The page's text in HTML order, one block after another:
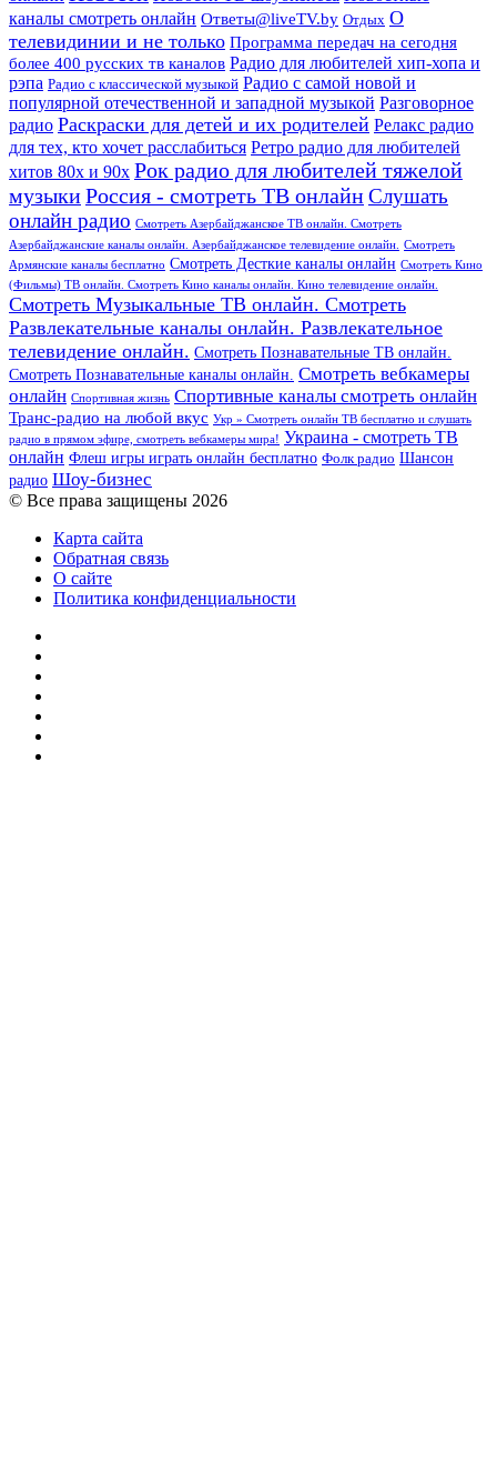
каналы смотреть онлайн Ответы@liveTV.by Отдых О
телевидинии и не только Программа передач на сегодня
более 400 русских тв каналов Радио для любителей хип-хопа и
рэпа Радио с классической музыкой Радио с самой новой и
популярной отечественной и западной музыкой Разговорное
радио Раскраски для детей и их родителей Релакс радио
для тех, кто хочет расслабиться Ретро радио для любителей
хитов 80х и 90х Рок радио для любителей тяжелой
музыкиРоссия - смотреть ТВ онлайнСлушать
онлайн радио Смотреть Азербайджанское ТВ онлайн. Смотреть
Азербайджанские каналы онлайн. Азербайджанское телевидение онлайн.
Смотреть
Армянские каналы бесплатно Смотреть Десткие каналы онлайн Смотреть Кино
(Фильмы) ТВ онлайн. Смотреть Кино каналы онлайн. Кино телевидение онлайн.
Смотреть Музыкальные ТВ онлайн. Смотреть
Развлекательные каналы онлайн. Развлекательное
телевидение онлайн. Смотреть Познавательные ТВ онлайн.
Смотреть Познавательные каналы онлайн. Смотреть вебкамеры
онлайн Спортивная жизнь Спортивные каналы смотреть онлайн
Транс-радио на любой вкус Укр » Смотреть онлайн ТВ бесплатно и слушать
радио в прямом эфире, смотреть вебкамеры мира! Украина - смотреть ТВ
онлайн Флеш игры играть онлайн бесплатно Фолк радио Шансон
радио Шоу-бизнес
© Все права защищены 2026
Карта сайта
Обратная связь
О сайте
Политика конфиденциальности